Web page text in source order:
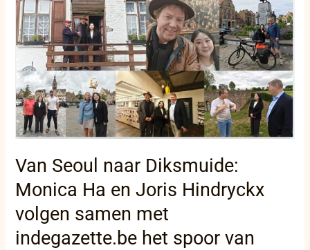
Van Seoul naar Diksmuide:
Monica Ha en Joris Hindryckx
volgen samen met
indegazette.be het spoor van
naar
Diksmuide:
Monica
Ha
en
Joris
Hindryckx
volgen
samen
met
het
spoor
van
oorlog
naar
vrede